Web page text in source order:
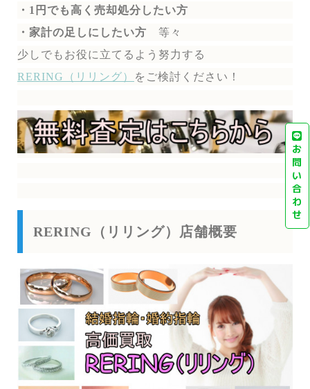
・1円でも高く売却処分したい方
・家計の足しにしたい方 等々
少しでもお役に立てるよう努力する
RERING（リリング）
を ご検討ください！
RERING（リリング）店舗概要
お
問
い
合
わ
せ